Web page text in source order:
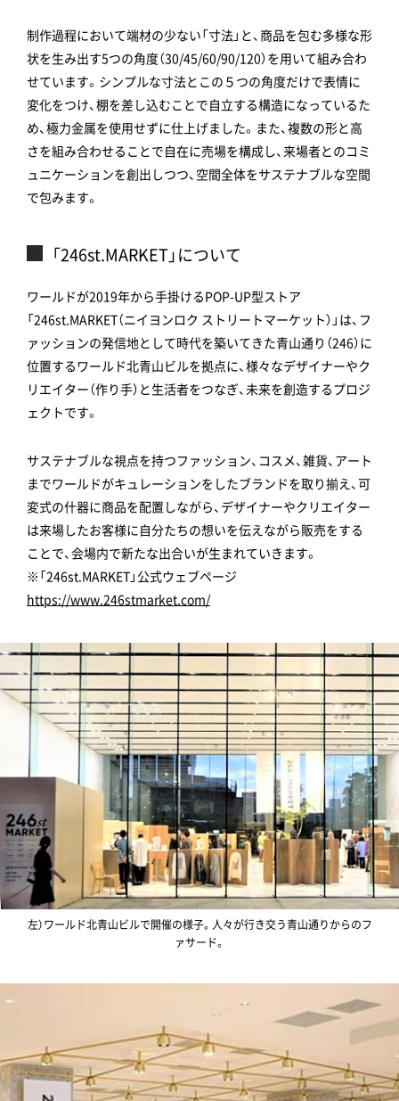
制作過程において端材の少ない「寸法」と、商品を包む多様な形
状を生み出す5つの角度（30/45/60/90/120）を用いて組み合わ
せています。シンプルな寸法とこの５つの角度だけで表情に
変化をつけ、棚を差し込むことで自立する構造になっているた
め、極力金属を使用せずに仕上げました。また、複数の形と高
さを組み合わせることで自在に売場を構成し、来場者とのコミ
ュニケーションを創出しつつ、空間全体をサステナブルな空間
で包みます。
「246st.MARKET」について
ワールドが2019年から手掛けるPOP-UP型ストア
「246st.MARKET（ニイヨンロク ストリートマーケット）」は、フ
ァッションの発信地として時代を築いてきた青山通り（246）に
位置するワールド北青山ビルを拠点に、様々なデザイナーやク
リエイター（作り手）と生活者をつなぎ、未来を創造するプロジ
ェクトです。
サステナブルな視点を持つファッション、コスメ、雑貨、アート
までワールドがキュレーションをしたブランドを取り揃え、可
変式の什器に商品を配置しながら、デザイナーやクリエイター
は来場したお客様に自分たちの想いを伝えながら販売をする
ことで、会場内で新たな出合いが生まれていきます。
※「246st.MARKET」公式ウェブページ
https://www.246stmarket.com/
左）ワールド北青山ビルで開催の様子。人々が行き交う青山通りからのフ
ァサード。